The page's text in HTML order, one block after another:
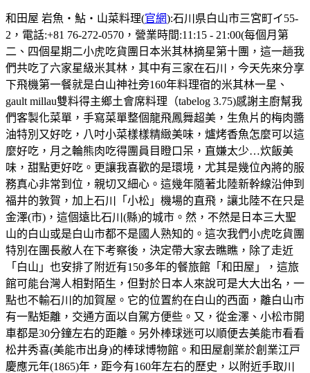
和田屋 岩魚・鮎・山菜料理(官網):石川県白山市三宮町イ55-
2，電話:+81 76-272-0570，營業時間:11:15 - 21:00(每個月第
二、四個星期二小虎吃貨團日本米其林摘星第十團，這一趟我
們共吃了六家星級米其林，其中有三家在石川，今天先來分享
下飛機第一餐就是白山神社旁160年料理宿的米其林一星、
gault millau雙料得主鄉土會席料理（tabelog 3.75)感謝主廚幫我
們客製化菜單，手寫菜單整個龍飛鳳舞超美，生魚片的梅肉醬
油特別又好吃，八吋小菜樣樣精緻美味，爐烤香魚怎麼可以這
麼好吃，月之輪熊肉吃得團員目瞪口呆，直嫌太少…炊飯美
味，甜點更好吃。更讓我喜歡的是環境，尤其是幾位內將的服
務真心非常到位，親切又細心。這幾年隨著北陸新幹線沿伸到
福井的敦賀，加上石川「小松」機場的直飛，讓北陸不在只是
金澤(市)，這個遠比石川(縣)的城市。然，不然是日本三大聖
山的白山或是白山市都不是國人熟知的。這次我們小虎吃貨團
特別在團長敝人在下考察後，決定帶大家去瞧瞧，除了走近
「白山」也安排了附近有150多年的餐旅館「和田屋」，這旅
館可能台灣人相對陌生，但對於日本人來說可是大大出名，一
點也不輸石川的加賀屋。它的位置約在白山的西面，離白山市
有一點矩離，交通方面以自駕方便些。又，從金澤、小松市開
車都是30分鐘左右的距離。另外棒球迷可以順便去美能市看看
松井秀喜(美能市出身)的棒球博物館。和田屋創業於創業江戸
慶應元年(1865)年，距今有160年左右的歷史，以附近手取川